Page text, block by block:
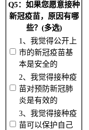
Q5：如果您愿意接种
新冠疫苗，原因有哪
些？(多选)
1、我觉得公开上
市的新冠疫苗基
本是安全的
2、我觉得接种疫
苗对预防新冠肺
炎是有效的
3、我觉得接种疫
苗可以保护自己